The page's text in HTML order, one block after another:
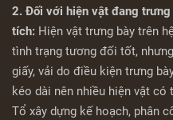
2. Đối với hiện vật đang
tích: Hiện vật trưng bày trên
tình trạng tương đối tốt,
giấy, vải do điều kiện trưng
kéo dài nên nhiều hiện vật có
Tổ xây dựng kế hoạch, phân